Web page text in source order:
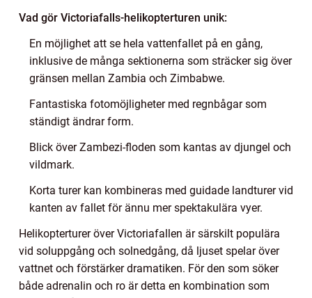
Vad gör Victoriafalls-helikopterturen unik:
En möjlighet att se hela vattenfallet på en gång,
inklusive de många sektionerna som sträcker sig över
gränsen mellan Zambia och Zimbabwe.
Fantastiska fotomöjligheter med regnbågar som
ständigt ändrar form.
Blick över Zambezi-floden som kantas av djungel och
vildmark.
Korta turer kan kombineras med guidade landturer vid
kanten av fallet för ännu mer spektakulära vyer.
Helikopterturer över Victoriafallen är särskilt populära
vid soluppgång och solnedgång, då ljuset spelar över
vattnet och förstärker dramatiken. För den som söker
både adrenalin och ro är detta en kombination som